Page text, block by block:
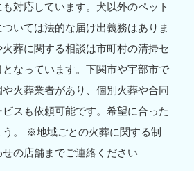
対応しています。犬以外のペット
ついては法的な届け出義務はありま
葬に関する相談は市町村の清掃セ
なっています。下関市や宇部市で
火葬業者があり、個別火葬や合同
スも依頼可能です。希望に合った
。 ※地域ごとの火葬に関する制
の店舗までご連絡ください